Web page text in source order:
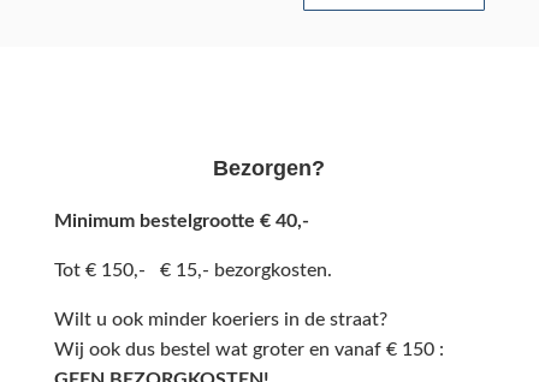
Bezorgen?
Minimum bestelgrootte € 40,-
Tot € 150,- € 15,- bezorgkosten.
Wilt u ook minder koeriers in de straat?
Wij ook dus bestel wat groter en vanaf € 150 :